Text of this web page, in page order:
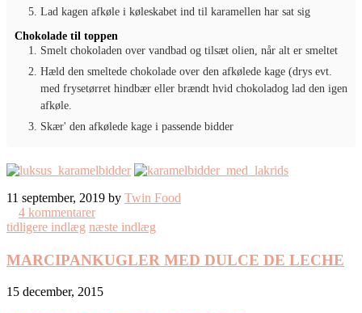
Lad kagen afkøle i køleskabet ind til karamellen har sat sig
Chokolade til toppen
Smelt chokoladen over vandbad og tilsæt olien, når alt er smeltet
Hæld den smeltede chokolade over den afkølede kage (drys evt.
med frysetørret hindbær eller brændt hvid chokoladog lad den igen
afkøle.
Skær' den afkølede kage i passende bidder
11 september, 2019 by Twin Food
4 kommentarer
tidligere indlæg næste indlæg
MARCIPANKUGLER MED DULCE DE LECHE
15 december, 2015